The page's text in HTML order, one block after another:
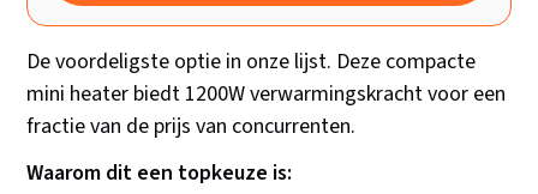
De voordeligste optie in onze lijst. Deze compacte
mini heater biedt 1200W verwarmingskracht voor een
fractie van de prijs van concurrenten.
Waarom dit een topkeuze is: